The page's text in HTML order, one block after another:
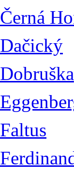
Černá
Dačický
Dobruška
Faltus